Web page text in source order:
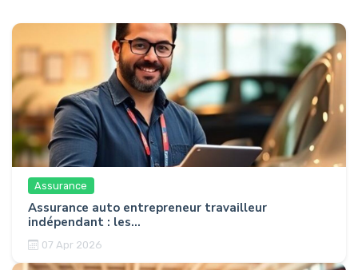
Assurance
Assurance auto entrepreneur travailleur
indépendant : les...
07 Apr 2026